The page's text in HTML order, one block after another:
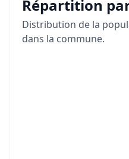
Répartition
Distribution de la
dans la commune.